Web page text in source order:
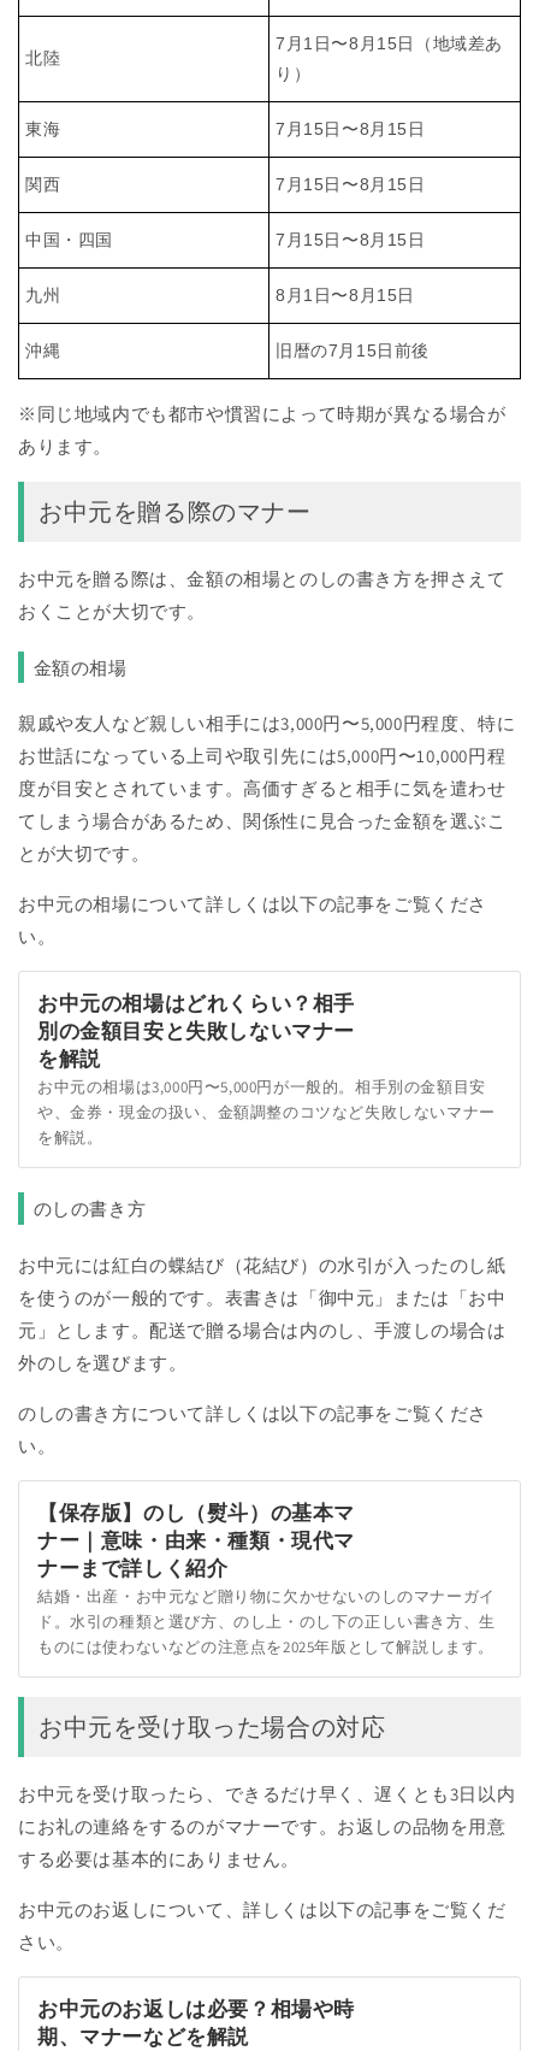
北陸
7月1日〜8月15日（地域差あ
り）
東海 7月15日〜8月15日
関西 7月15日〜8月15日
中国・四国 7月15日〜8月15日
九州 8月1日〜8月15日
沖縄 旧暦の7月15日前後
※同じ地域内でも都市や慣習によって時期が異なる場合が
あります。
お中元を贈る際のマナー
お中元を贈る際は、金額の相場とのしの書き方を押さえて
おくことが大切です。
金額の相場
親戚や友人など親しい相手には3,000円〜5,000円程度、特に
お世話になっている上司や取引先には5,000円〜10,000円程
度が目安とされています。高価すぎると相手に気を遣わせ
てしまう場合があるため、関係性に見合った金額を選ぶこ
とが大切です。
お中元の相場について詳しくは以下の記事をご覧くださ
い。
お中元の相場はどれくらい？相手
別の金額目安と失敗しないマナー
を解説
お中元の相場は3,000円〜5,000円が一般的。相手別の金額目安
や、金券・現金の扱い、金額調整のコツなど失敗しないマナー
を解説。
のしの書き方
お中元には紅白の蝶結び（花結び）の水引が入ったのし紙
を使うのが一般的です。表書きは「御中元」または「お中
元」とします。配送で贈る場合は内のし、手渡しの場合は
外のしを選びます。
のしの書き方について詳しくは以下の記事をご覧くださ
い。
【保存版】のし（熨斗）の基本マ
ナー｜意味・由来・種類・現代マ
ナーまで詳しく紹介
結婚・出産・お中元など贈り物に欠かせないのしのマナーガイ
ド。水引の種類と選び方、のし上・のし下の正しい書き方、生
ものには使わないなどの注意点を2025年版として解説します。
お中元を受け取った場合の対応
お中元を受け取ったら、できるだけ早く、遅くとも3日以内
にお礼の連絡をするのがマナーです。お返しの品物を用意
する必要は基本的にありません。
お中元のお返しについて、詳しくは以下の記事をご覧くだ
さい。
お中元のお返しは必要？相場や時
期、マナーなどを解説